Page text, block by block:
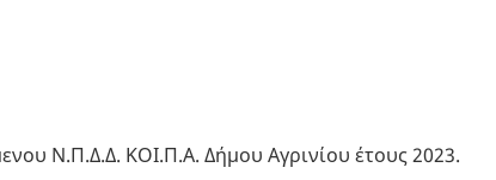
Ν.Π.Δ.Δ. ΚΟΙ.Π.Α. Δήμου Αγρινίου έτους 2023.